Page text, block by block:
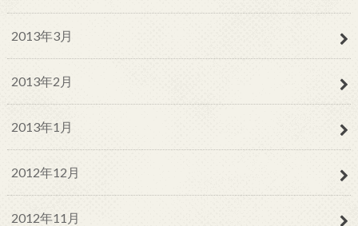
2013年3月
2013年2月
2013年1月
2012年12月
2012年11月